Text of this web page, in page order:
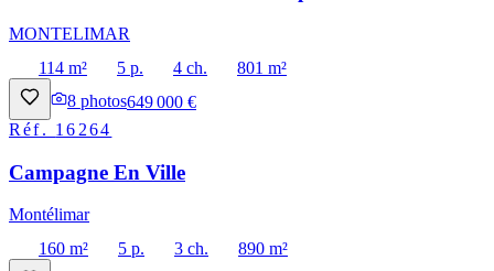
MONTELIMAR
114 m²
5 p. 4 ch.
801 m²
8 photos649 000 €
Réf. 16264
Campagne En Ville
Montélimar
160 m²
5 p. 3 ch.
890 m²